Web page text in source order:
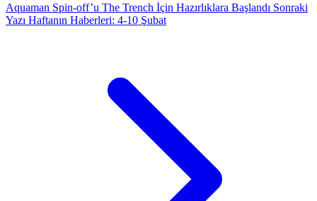
Aquaman Spin-off’u The Trench İçin Hazırlıklara Başlandı Sonraki
Yazı Haftanın Haberleri: 4-10 Şubat